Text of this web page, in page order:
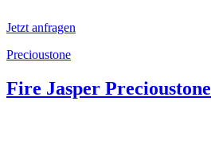
Jetzt anfragen
Precioustone
Fire Jasper Precioustone